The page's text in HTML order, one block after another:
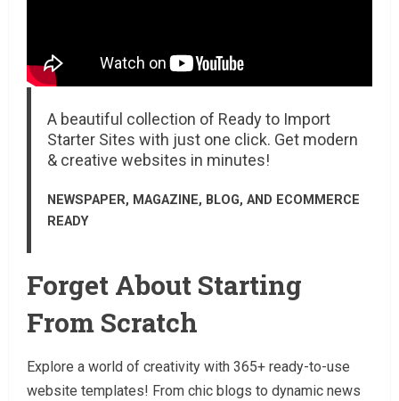
A beautiful collection of Ready to Import
Starter Sites with just one click. Get modern
& creative websites in minutes!
NEWSPAPER, MAGAZINE, BLOG, AND ECOMMERCE
READY
Forget About Starting
From Scratch
Explore a world of creativity with 365+ ready-to-use
website templates! From chic blogs to dynamic news